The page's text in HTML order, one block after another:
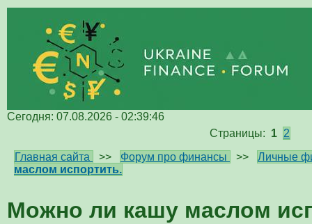
Сегодня: 07.08.2026 - 02:39:46
Страницы: 1 2
Главная сайта
>> Форум про финансы >> Личные
маслом испортить.
Можно ли кашу маслом